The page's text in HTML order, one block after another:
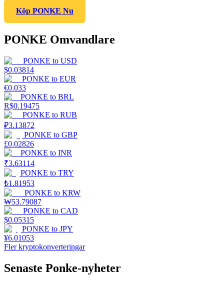
Köp PONKE Nu
PONKE Omvandlare
PONKE to USD
$0.03814
PONKE to EUR
€0.033
PONKE to BRL
R$0.19475
PONKE to RUB
₽3.13872
PONKE to GBP
£0.02826
PONKE to INR
₹3.63114
PONKE to TRY
₺1.81953
PONKE to KRW
₩53.79087
PONKE to CAD
$0.05315
PONKE to JPY
¥6.01053
Fler kryptokonverteringar
Senaste Ponke-nyheter